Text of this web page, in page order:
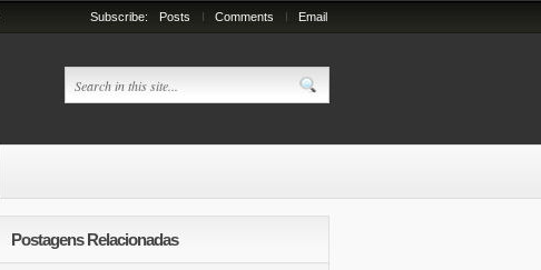
Subscribe: Posts Comments Email
Postagens Relacionadas